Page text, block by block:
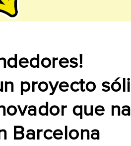
proyecto
que
Barcelona